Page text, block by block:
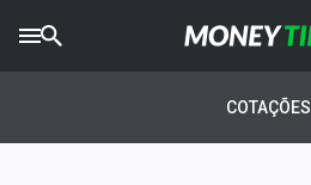
AGROTIMES
COTAÇÕES